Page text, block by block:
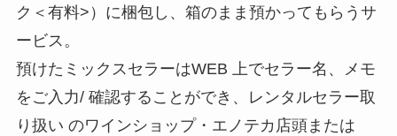
ク＜有料>）に梱包し、箱のまま預かってもらうサ
ービス。
預けたミックスセラーはWEB 上でセラー名、メモ
をご入力/ 確認することができ、レンタルセラー取
り扱い のワインショップ・エノテカ店頭または